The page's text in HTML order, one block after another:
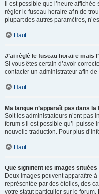
Il est possible que l’heure
régler le fuseau horaire afin de
plupart des autres paramètres,
Haut
J’ai réglé le fuseau horaire mais
Si vous êtes certain d’avoir
contacter un administrateur afin
Haut
Ma langue n’apparaît pas dans la
Soit les administrateurs n’ont pas
forum s’il est possible qu’il
nouvelle traduction. Pour plus
Haut
Que signifient les images situées
Deux images peuvent apparaître
représentée par des étoiles, des
votre statut particulier sur le